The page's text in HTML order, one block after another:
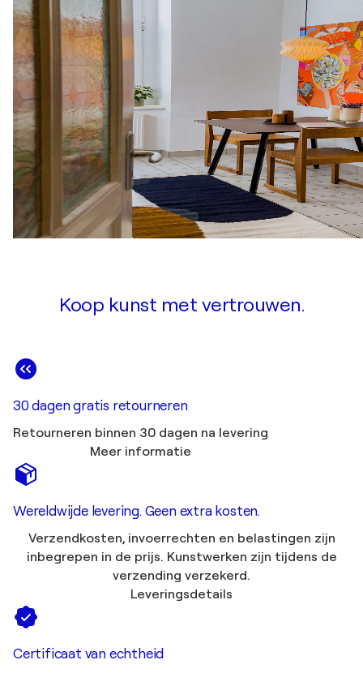
Koop kunst met vertrouwen.
30 dagen gratis retourneren
Retourneren binnen 30 dagen na levering
Meer informatie
Wereldwijde levering. Geen extra kosten.
Verzendkosten, invoerrechten en belastingen zijn
inbegrepen in de prijs. Kunstwerken zijn tijdens de
verzending verzekerd.
Leveringsdetails
Certificaat van echtheid